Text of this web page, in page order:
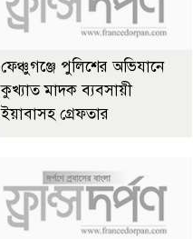
ফেঞ্চুগঞ্জে পুলিশের অভিযানে
কুখ্যাত মাদক ব্যবসায়ী
ইয়াবাসহ গ্রেফতার